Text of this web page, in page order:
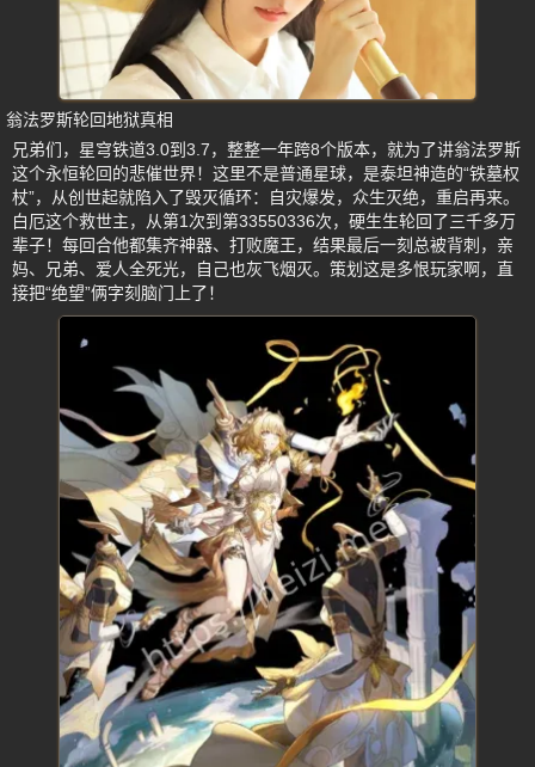
翁法罗斯轮回地狱真相
兄弟们，星穹铁道3.0到3.7，整整一年跨8个版本，就为了讲翁法罗斯
这个永恒轮回的悲催世界！这里不是普通星球，是泰坦神造的“铁墓权
杖”，从创世起就陷入了毁灭循环：自灾爆发，众生灭绝，重启再来。
白厄这个救世主，从第1次到第33550336次，硬生生轮回了三千多万
辈子！每回合他都集齐神器、打败魔王，结果最后一刻总被背刺，亲
妈、兄弟、爱人全死光，自己也灰飞烟灭。策划这是多恨玩家啊，直
接把“绝望”俩字刻脑门上了！